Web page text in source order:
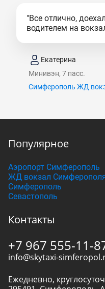
"Все отлично,
водителем на
Екатерина
Минивэн, 7 пасс.
Симферополь ЖД
Популярное
Аэропорт Симферополь
ЖД вокзал
Симферополь
Севастополь
Контакты
+7 967 555-11-
info@skytaxi-
Ежедневно,